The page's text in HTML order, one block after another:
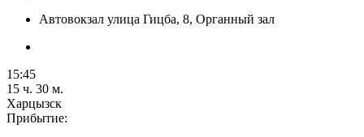
Автовокзал улица Гицба, 8, Органный зал
15:45
15 ч. 30 м.
Харцызск
Прибытие: